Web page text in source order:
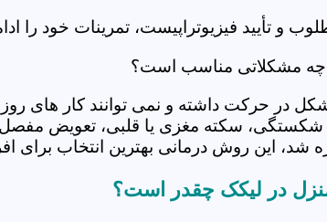
و تأیید فیزیوتراپیست، تمرینات خود را
چه مشکلاتی مناسب است؟
در حرکت داشته و نمی توانند کار های
شکستگی، سکته مغزی یا قلبی، تعویض
شد، این روش درمانی بهترین انتخاب برای
منزل در لیکک چقدر است؟